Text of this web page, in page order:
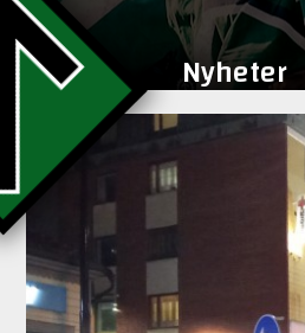
Nyheter